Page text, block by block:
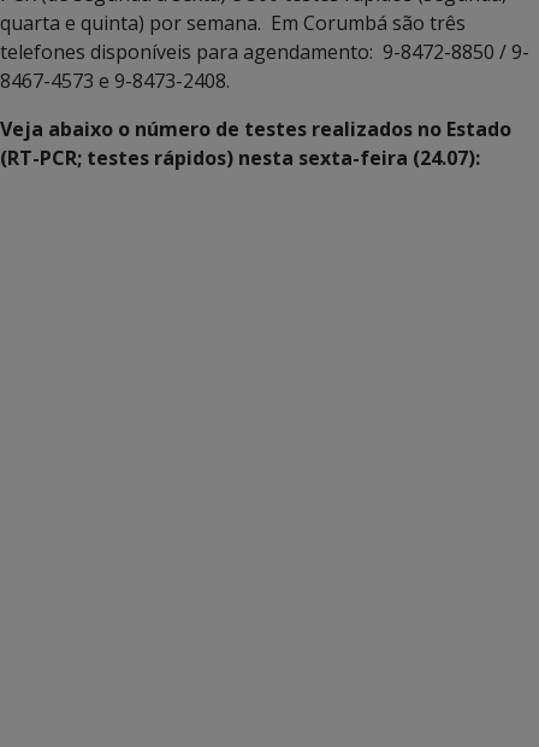
quarta e quinta) por semana. Em Corumbá são três
telefones disponíveis para agendamento: 9-8472-8850 / 9-
8467-4573 e 9-8473-2408.
Veja abaixo o número de testes realizados no Estado
(RT-PCR; testes rápidos) nesta sexta-feira (24.07):